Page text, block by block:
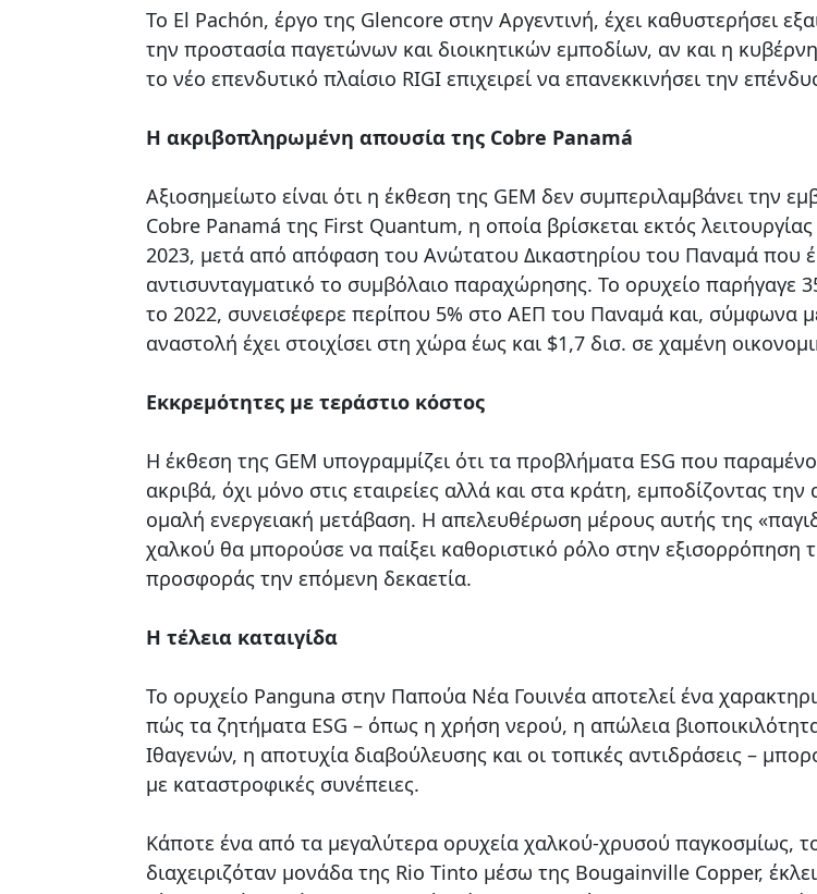
Το El Pachón, έργο της Glencore στην Αργεντινή, έχει καθυστερήσει
την προστασία παγετώνων και διοικητικών εμποδίων, αν και η
το νέο επενδυτικό πλαίσιο RIGI επιχειρεί να επανεκκινήσει την
Η ακριβοπληρωμένη απουσία της Cobre Panamá
Αξιοσημείωτο είναι ότι η έκθεση της GEM δεν συμπεριλαμβάνει την
Cobre Panamá της First Quantum, η οποία βρίσκεται εκτός
2023, μετά από απόφαση του Ανώτατου Δικαστηρίου του Παναμά που
αντισυνταγματικό το συμβόλαιο παραχώρησης. Το ορυχείο παρήγαγε
το 2022, συνεισέφερε περίπου 5% στο ΑΕΠ του Παναμά και, σύμφωνα
αναστολή έχει στοιχίσει στη χώρα έως και $1,7 δισ. σε χαμένη
Εκκρεμότητες με τεράστιο κόστος
Η έκθεση της GEM υπογραμμίζει ότι τα προβλήματα ESG που
ακριβά, όχι μόνο στις εταιρείες αλλά και στα κράτη, εμποδίζοντας την
ομαλή ενεργειακή μετάβαση. Η απελευθέρωση μέρους αυτής της
χαλκού θα μπορούσε να παίξει καθοριστικό ρόλο στην εξισορρόπηση
προσφοράς την επόμενη δεκαετία.
Η τέλεια καταιγίδα
Το ορυχείο Panguna στην Παπούα Νέα Γουινέα αποτελεί ένα
πώς τα ζητήματα ESG – όπως η χρήση νερού, η απώλεια
Ιθαγενών, η αποτυχία διαβούλευσης και οι τοπικές αντιδράσεις –
με καταστροφικές συνέπειες.
Κάποτε ένα από τα μεγαλύτερα ορυχεία χαλκού-χρυσού παγκοσμίως,
διαχειριζόταν μονάδα της Rio Tinto μέσω της Bougainville Copper,